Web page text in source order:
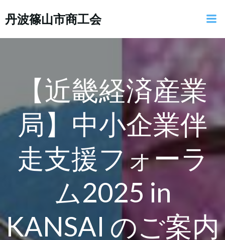
ン
ス
キ
ッ
プ
丹波篠山市商工会
【近畿経済産業
局】中小企業伴
走支援フォーラ
ム2025 in
KANSAI のご案内